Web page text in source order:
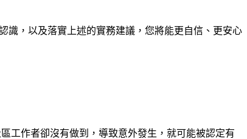
識，以及落實上述的實務建議，您將能更自信、更安心
工作者卻沒有做到，導致意外發生，就可能被認定有